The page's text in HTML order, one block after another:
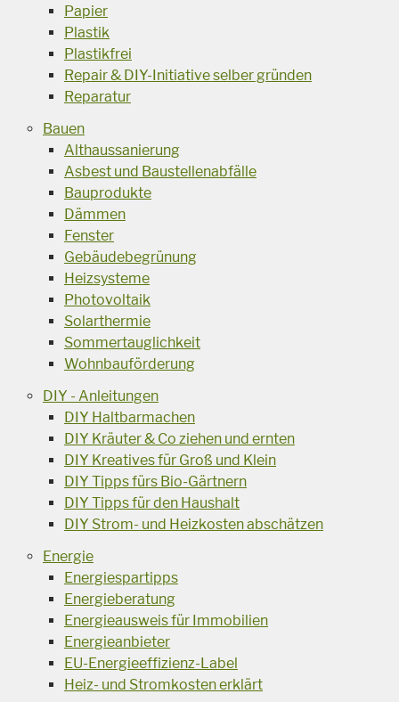
Papier
Plastik
Plastikfrei
Repair & DIY-Initiative selber gründen
Reparatur
Bauen
Althaussanierung
Asbest und Baustellenabfälle
Bauprodukte
Dämmen
Fenster
Gebäudebegrünung
Heizsysteme
Photovoltaik
Solarthermie
Sommertauglichkeit
Wohnbauförderung
DIY - Anleitungen
DIY Haltbarmachen
DIY Kräuter & Co ziehen und ernten
DIY Kreatives für Groß und Klein
DIY Tipps fürs Bio-Gärtnern
DIY Tipps für den Haushalt
DIY Strom- und Heizkosten abschätzen
Energie
Energiespartipps
Energieberatung
Energieausweis für Immobilien
Energieanbieter
EU-Energieeffizienz-Label
Heiz- und Stromkosten erklärt